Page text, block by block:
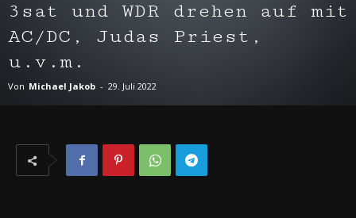
3sat und WDR drehen auf mit
AC/DC, Judas Priest,
u.v.m.
Von Michael Jakob - 29. Juli 2022